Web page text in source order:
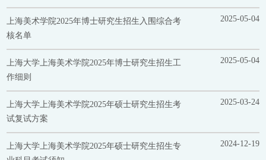
上海美术学院2025年博士研究生招生入围综合考
核名单
2025-05-04
上海大学上海美术学院2025年博士研究生招生工
作细则
2025-05-04
上海大学上海美术学院2025年硕士研究生招生考
试复试方案
2025-03-24
上海大学上海美术学院2025年硕士研究生招生专
2024-12-19